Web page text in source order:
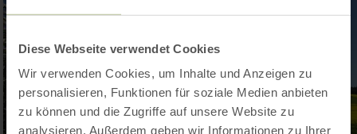
Diese Webseite verwendet Cookies
Wir verwenden Cookies, um Inhalte und Anzeigen zu
personalisieren, Funktionen für soziale Medien anbieten
zu können und die Zugriffe auf unsere Website zu
analysieren. Außerdem geben wir Informationen zu Ihrer